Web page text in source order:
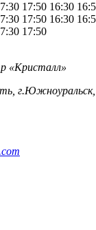
17:50 16:30
17:50 16:30
17:50
«Кристалл»